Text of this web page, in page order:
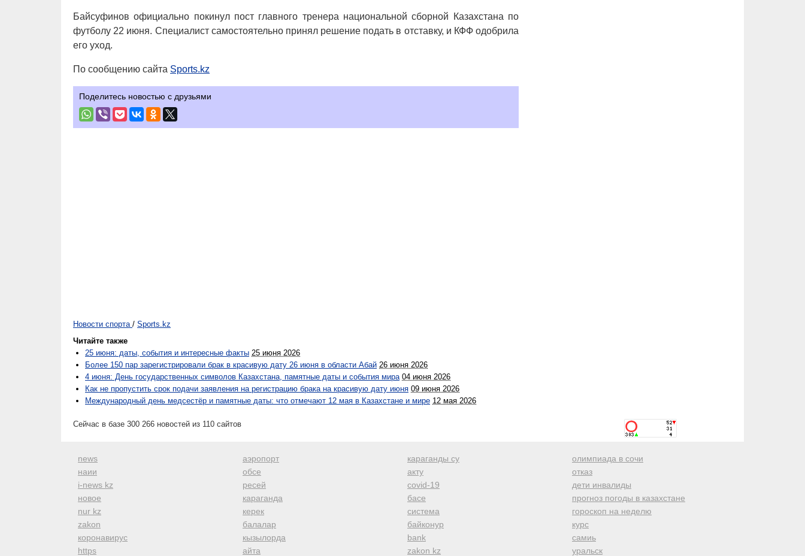
Байсуфинов официально покинул пост главного тренера национальной сборной Казахстана по
футболу 22 июня. Специалист самостоятельно принял решение подать в отставку, и КФФ одобрила
его уход.
По сообщению сайта Sports.kz
Поделитесь новостью с друзьями
Новости спорта / Sports.kz
Читайте также
25 июня: даты, события и интересные факты 25 июня 2026
Более 150 пар зарегистрировали брак в красивую дату 26 июня в области Абай 26 июня 2026
4 июня: День государственных символов Казахстана, памятные даты и события мира 04 июня 2026
Как не пропустить срок подачи заявления на регистрацию брака на красивую дату июня 09 июня 2026
Международный день медсестёр и памятные даты: что отмечают 12 мая в Казахстане и мире 12 мая 2026
Сейчас в базе 300 266 новостей из 110 сайтов
news
наии
i-news kz
новое
nur kz
zakon
коронавирус
https
аэропорт
обсе
ресей
караганда
керек
балалар
кызылорда
айта
караганды су
акту
covid-19
басе
система
байконур
bank
zakon kz
олимпиада в сочи
отказ
дети инвалиды
прогноз погоды в казахстане
гороскоп на неделю
курс
самиь
уральск